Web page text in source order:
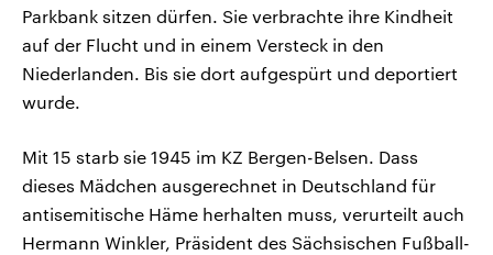
Parkbank sitzen dürfen. Sie verbrachte ihre Kindheit
auf der Flucht und in einem Versteck in den
Niederlanden. Bis sie dort aufgespürt und deportiert
wurde.
Mit 15 starb sie 1945 im KZ Bergen-Belsen. Dass
dieses Mädchen ausgerechnet in Deutschland für
antisemitische Häme herhalten muss, verurteilt auch
Hermann Winkler, Präsident des Sächsischen Fußball-